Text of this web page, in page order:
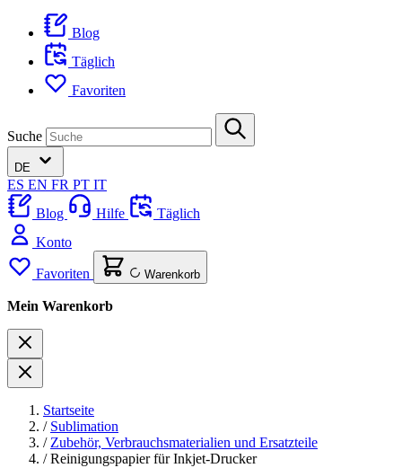
Blog
Täglich
Favoriten
Suche
DE
ES EN FR PT IT
Blog
Hilfe
Täglich
Konto
Favoriten Warenkorb
Mein Warenkorb
Startseite
/ Sublimation
/ Zubehör, Verbrauchsmaterialien und Ersatzteile
/ Reinigungspapier für Inkjet-Drucker